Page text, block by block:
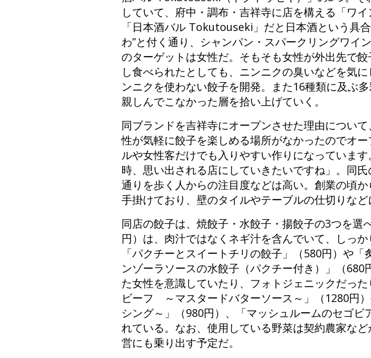
していて、府中・調布・吉祥寺に店を構える「ワ
「日本酒バル Tokutouseki」だと日本酒という具
わ”と付く通り、シャンパン・スパークリングワイ
のターゲットは女性だ。そもそも女性が外出先で
し食べられたとしても、ニンニクの臭いなどを気
ンニクを使わない餃子を開発。また16種類に及ぶ
親しんでこなかった層を拾い上げていく。
同ブランドを吉祥寺にオープンさせた理由につい
性が気軽に餃子を楽しめる場所がなかったのでオ
ルや女性客だけでも入りやすい作りになっていま
時、思い出される店にしていきたいですね」。同
通りを歩く人からの注目度などは高い。創業の頃
手掛けており、壁のタイルやテーブルの仕切りな
同店の餃子は、焼餃子・水餃子・揚餃子の3つを
円）は、肉汁ではなくネギ汁を含んでいて、しっ
「パクチーとスイートチリの餃子」（580円）や
ンゾーラソースの水餃子（パクチー付き）」（
た女性を意識していたり、フォトジェニックだっ
ビーフ ～マスタードバターソース～」（1280円
シング～」（980円）、「マッシュルームのセゴ
れている。なお、使用している野菜は契約農家な
営にも乗り出す予定だ。